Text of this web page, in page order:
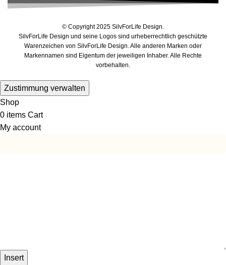
© Copyright 2025 SilvForLife Design.
SilvForLife Design und seine Logos sind urheberrechtlich geschützte
Warenzeichen von SilvForLife Design. Alle anderen Marken oder
Markennamen sind Eigentum der jeweiligen Inhaber. Alle Rechte
vorbehalten.
Zustimmung verwalten
Shop
0 items Cart
My account
Insert